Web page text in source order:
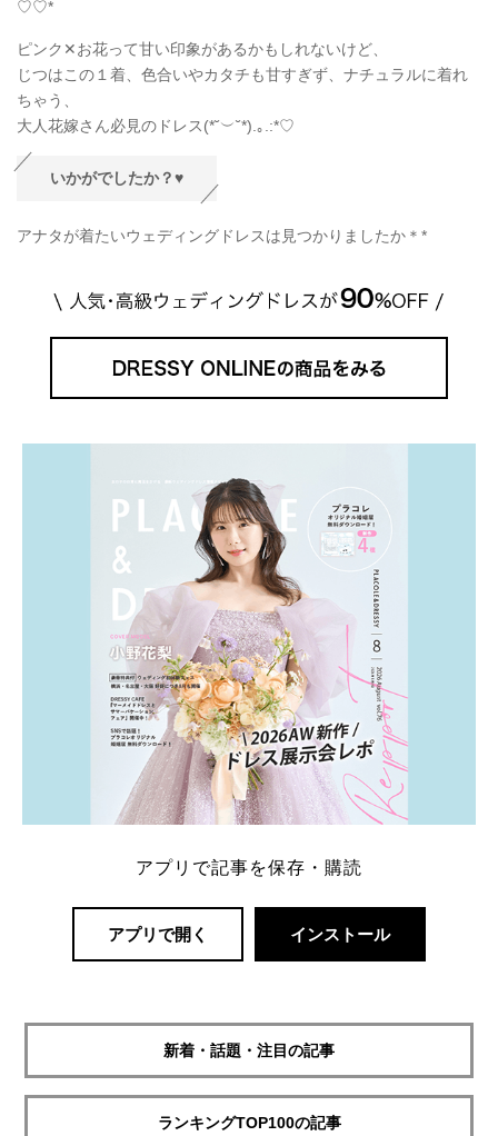
♡♡*
ピンク✕お花って甘い印象があるかもしれないけど、
じつはこの１着、色合いやカタチも甘すぎず、ナチュラルに着れ
ちゃう、
大人花嫁さん必見のドレス(*˘︶˘*).｡.:*♡
いかがでしたか？♥
アナタが着たいウェディングドレスは見つかりましたか＊ *
アプリで記事を保存・購読
アプリで開く インストール
新着・話題・注目の記事
ランキングTOP100の記事